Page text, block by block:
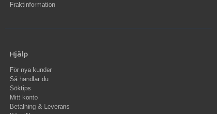
Fraktinformation
Hjälp
För nya kunder
Så handlar du
Söktips
Mitt konto
Betalning & Leverans